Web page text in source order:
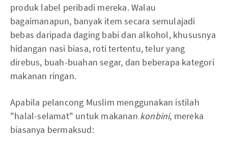
produk label peribadi mereka. Walau
bagaimanapun, banyak item secara semulajadi
bebas daripada daging babi dan alkohol, khususnya
hidangan nasi biasa, roti tertentu, telur yang
direbus, buah-buahan segar, dan beberapa kategori
makanan ringan.
Apabila pelancong Muslim menggunakan istilah
"halal-selamat" untuk makanan konbini, mereka
biasanya bermaksud: